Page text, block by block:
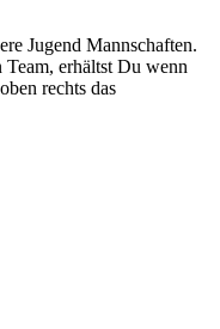
Jugend Mannschaften.
erhältst Du wenn
rechts das